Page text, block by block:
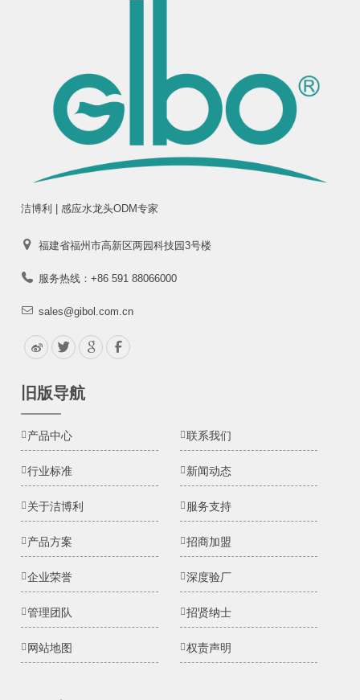
洁博利 | 感应水龙头ODM专家
福建省福州市高新区两园科技园3号楼
服务热线：+86 591 88066000
sales@gibol.com.cn
旧版导航
产品中心 联系我们
行业标准 新闻动态
关于洁博利 服务支持
产品方案 招商加盟
企业荣誉 深度验厂
管理团队 招贤纳士
网站地图 权责声明